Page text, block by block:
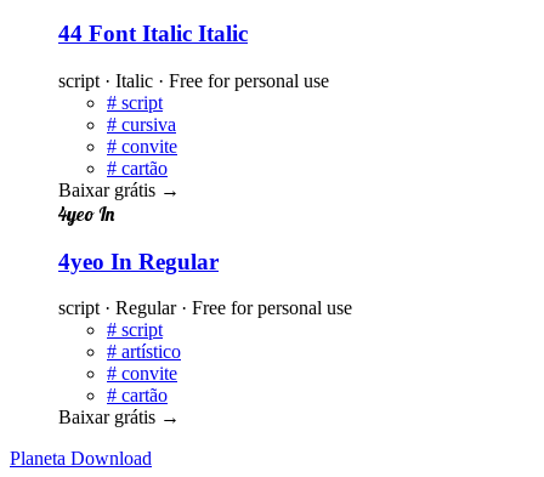
44 Font Italic Italic
script · Italic · Free for personal use
# script
# cursiva
# convite
# cartão
Baixar grátis →
4yeo In
4yeo In Regular
script · Regular · Free for personal use
# script
# artístico
# convite
# cartão
Baixar grátis →
Planeta Download